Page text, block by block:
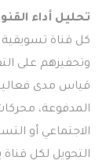
تحليل أداء
كل قناة
وتحفيزهم على
قياس مدى
المدفوعة،
الاجتماعي أو
التحويل لكل قناة